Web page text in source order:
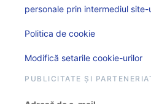
personale prin intermediul site-
Politica de cookie
Modifică setarile cookie-urilor
PUBLICITATE ȘI